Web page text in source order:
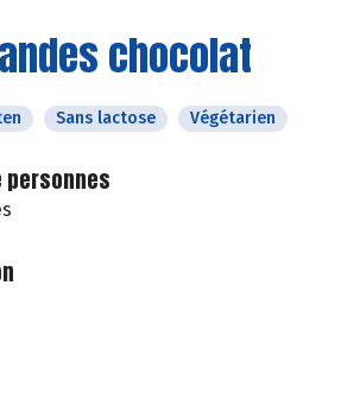
chocolat
Sans lactose Végétarien
personnes